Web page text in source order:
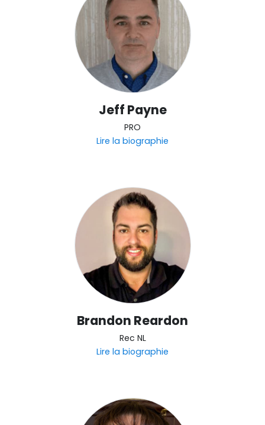
Jeff Payne
PRO
Lire la biographie
Brandon Reardon
Rec NL
Lire la biographie